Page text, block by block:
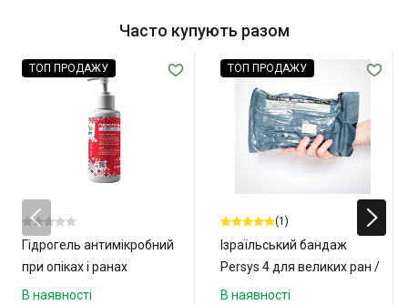
Часто купують разом
ТОП ПРОДАЖУ
Гідрогель антимікробний
при опіках і ранах
«ОпікУн»® 100 мл
В наявності
ТОП ПРОДАЖУ
(1)
Ізраїльський бандаж
Persys 4 для великих ран /
ампутацій
В наявності